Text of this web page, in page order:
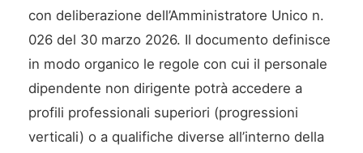
con deliberazione dell’Amministratore Unico n.
026 del 30 marzo 2026. Il documento definisce
in modo organico le regole con cui il personale
dipendente non dirigente potrà accedere a
profili professionali superiori (progressioni
verticali) o a qualifiche diverse all’interno della